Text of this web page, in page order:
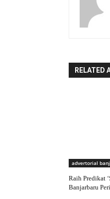
RELATED
advertorial
Raih Predikat
Banjarbaru